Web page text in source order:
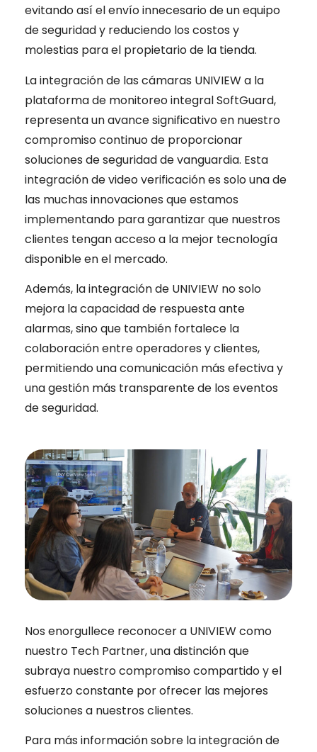
evitando así el envío innecesario de un equipo
de seguridad y reduciendo los costos y
molestias para el propietario de la tienda.
La integración de las cámaras UNIVIEW a la
plataforma de monitoreo integral SoftGuard,
representa un avance significativo en nuestro
compromiso continuo de proporcionar
soluciones de seguridad de vanguardia. Esta
integración de video verificación es solo una de
las muchas innovaciones que estamos
implementando para garantizar que nuestros
clientes tengan acceso a la mejor tecnología
disponible en el mercado.
Además, la integración de UNIVIEW no solo
mejora la capacidad de respuesta ante
alarmas, sino que también fortalece la
colaboración entre operadores y clientes,
permitiendo una comunicación más efectiva y
una gestión más transparente de los eventos
de seguridad.
Nos enorgullece reconocer a UNIVIEW como
nuestro Tech Partner, una distinción que
subraya nuestro compromiso compartido y el
esfuerzo constante por ofrecer las mejores
soluciones a nuestros clientes.
Para más información sobre la integración de